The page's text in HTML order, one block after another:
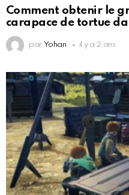
Comment obtenir le
carapace de tortue
par Yohan il y a 2 ans